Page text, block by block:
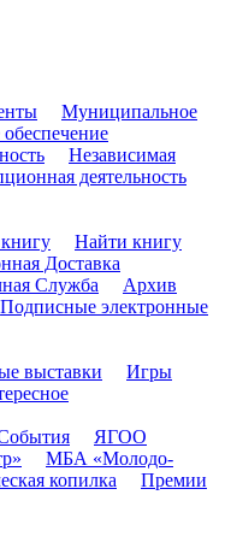
Муниципальное
Независимая
деятельность
книгу
Найти книгу
Доставка
Служба
Архив
Подписные электронные
выставки
Игры
ЯГОО
МБА «Молодо-
копилка
Премии